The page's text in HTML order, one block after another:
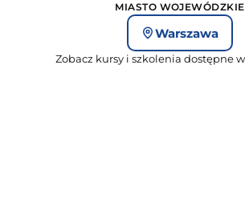
MIASTO WOJEWÓDZKIE
Warszawa
Zobacz kursy i szkolenia dostępne